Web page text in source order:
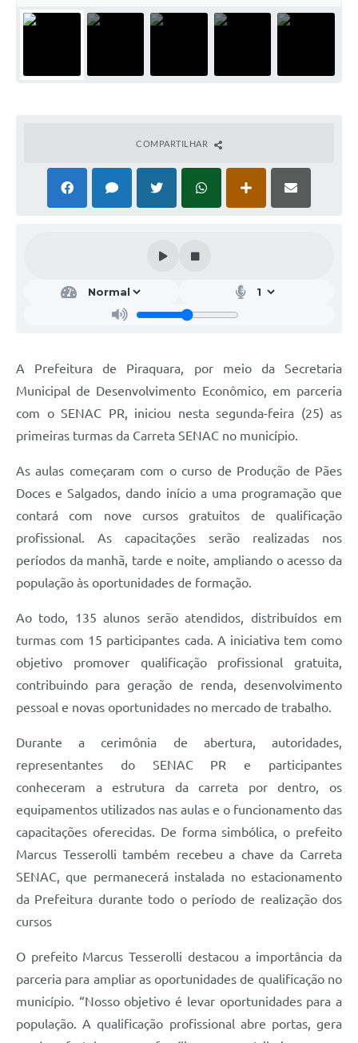
COMPARTILHAR
A Prefeitura de Piraquara, por meio da Secretaria
Municipal de Desenvolvimento Econômico, em parceria
com o SENAC PR, iniciou nesta segunda-feira (25) as
primeiras turmas da Carreta SENAC no município.
As aulas começaram com o curso de Produção de Pães
Doces e Salgados, dando início a uma programação que
contará com nove cursos gratuitos de qualificação
profissional. As capacitações serão realizadas nos
períodos da manhã, tarde e noite, ampliando o acesso da
população às oportunidades de formação.
Ao todo, 135 alunos serão atendidos, distribuídos em
turmas com 15 participantes cada. A iniciativa tem como
objetivo promover qualificação profissional gratuita,
contribuindo para geração de renda, desenvolvimento
pessoal e novas oportunidades no mercado de trabalho.
Durante a cerimônia de abertura, autoridades,
representantes do SENAC PR e participantes
conheceram a estrutura da carreta por dentro, os
equipamentos utilizados nas aulas e o funcionamento das
capacitações oferecidas. De forma simbólica, o prefeito
Marcus Tesserolli também recebeu a chave da Carreta
SENAC, que permanecerá instalada no estacionamento
da Prefeitura durante todo o período de realização dos
cursos
O prefeito Marcus Tesserolli destacou a importância da
parceria para ampliar as oportunidades de qualificação no
município. “Nosso objetivo é levar oportunidades para a
população. A qualificação profissional abre portas, gera